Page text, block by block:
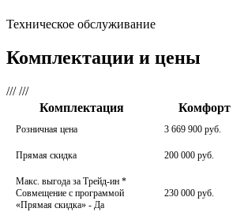
Техническое обслуживание
Комплектации и цены
/// ///
Комплектация
Комфорт
Розничная цена 3 669 900 руб.
Прямая скидка 200 000 руб.
Макс. выгода за Трейд-ин *
Совмещение с программой
«Прямая скидка» - Да
230 000 руб.